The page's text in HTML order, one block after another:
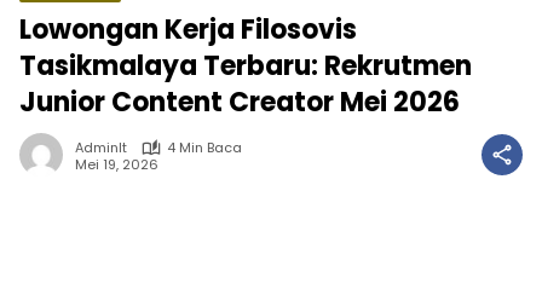
Lowongan Kerja Filosovis
Tasikmalaya Terbaru: Rekrutmen
Junior Content Creator Mei 2026
Adminlt
4 Min Baca
Mei 19, 2026